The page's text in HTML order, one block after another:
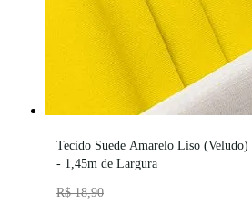
Tecido Suede Amarelo Liso (Veludo)
- 1,45m de Largura
R$ 18,90